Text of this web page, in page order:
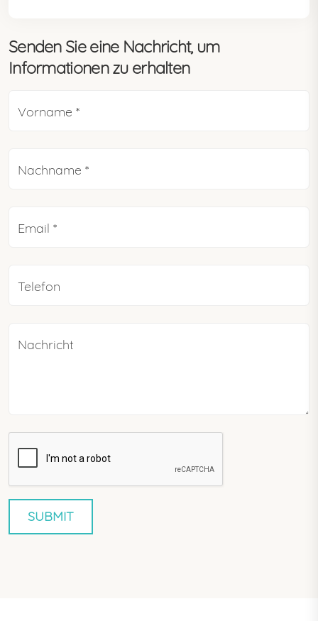
Senden Sie eine Nachricht, um
Informationen zu erhalten
Vorname *
Nachname *
Email *
Telefon
Nachricht